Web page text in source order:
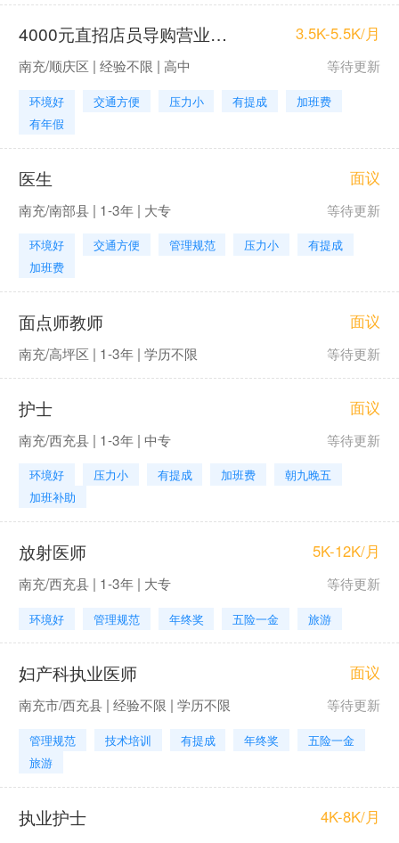
4000元直招店员导购营业员配镜顾问验光师 3.5K-5.5K/月
南充/顺庆区 | 经验不限 | 高中 等待更新
环境好 交通方便 压力小 有提成
加班费
有年假
医生 面议
南充/南部县 | 1-3年 | 大专 等待更新
环境好 交通方便 管理规范 压力小
有提成
加班费
面点师教师 面议
南充/高坪区 | 1-3年 | 学历不限 等待更新
护士 面议
南充/西充县 | 1-3年 | 中专 等待更新
环境好 压力小 有提成 加班费
朝九晚五
加班补助
放射医师 5K-12K/月
南充/西充县 | 1-3年 | 大专 等待更新
环境好 管理规范 年终奖 五险一金 旅游
妇产科执业医师 面议
南充市/西充县 | 经验不限 | 学历不限 等待更新
管理规范 技术培训 有提成 年终奖
五险一金
旅游
执业护士 4K-8K/月